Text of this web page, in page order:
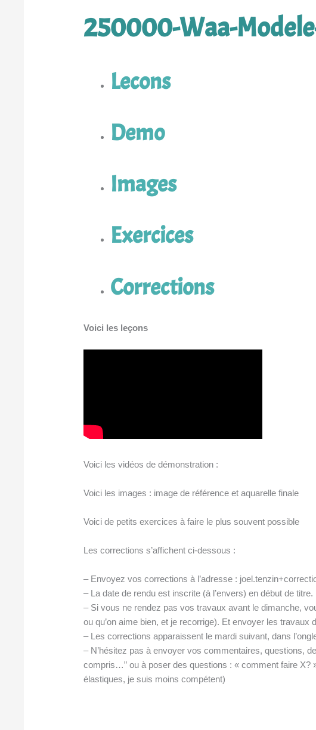
250000-Waa-
Lecons
Demo
Images
Exercices
Corrections
Voici les leçons
Voici les vidéos de démonstration :
Voici les images : image de référence et aquarelle finale
Voici de petits exercices à faire le plus souvent possible
Les corrections s’affichent ci-dessous :
– Envoyez vos corrections à l’adresse :
– La date de rendu est inscrite (à l’envers) en début de
– Si vous ne rendez pas vos travaux avant le dimanche,
ou qu’on aime bien, et je recorrige). Et envoyer les travaux
– Les corrections apparaissent le mardi suivant, dans
– N’hésitez pas à envoyer vos commentaires, questions,
compris…” ou à poser des questions : « comment faire
élastiques, je suis moins compétent)